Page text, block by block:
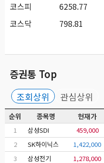
코스피 6258.77
코스닥
798.81
증권통 Top
조회상위 관심상위
순위 종목명 현재가
1 삼성SDI 459,000
2
SK하이닉스 1,422,000
3
삼성전기 1,278,000